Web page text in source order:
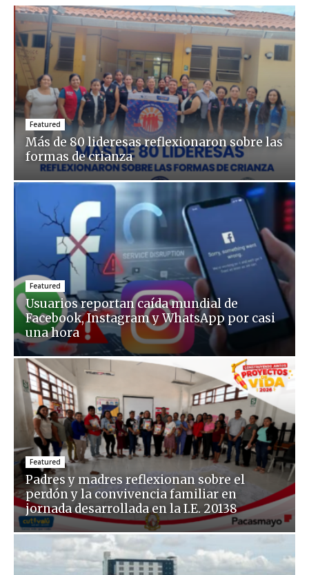
Featured
Más de 80 lideresas reflexionaron sobre las
formas de crianza
Featured
Usuarios reportan caída mundial de
Facebook, Instagram y WhatsApp por casi
una hora
Featured
Padres y madres reflexionan sobre el
perdón y la convivencia familiar en
jornada desarrollada en la I.E. 20138